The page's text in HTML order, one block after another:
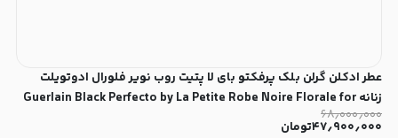
عطر ادکلن گرلن بلک پرفکتو بای لا پتیت روب نویر فلورال ادوتویلت
زنانه Guerlain Black Perfecto by La Petite Robe Noire Florale for
Women EDT
۶۸٫۰۰۰٫۰۰۰
۴۷٫۹۰۰٫۰۰۰تومان